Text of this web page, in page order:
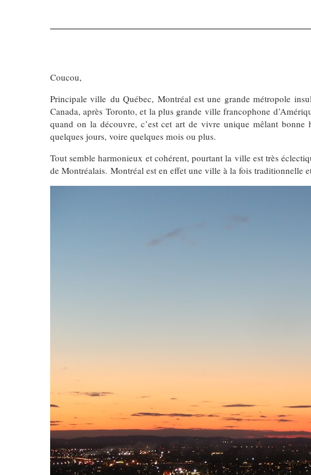
Coucou,
Principale ville du Québec, Montréal est une grande métropole
Canada, après Toronto, et la plus grande ville francophone
quand on la découvre, c’est cet art de vivre unique mêlant
quelques jours, voire quelques mois ou plus.
Tout semble harmonieux et cohérent, pourtant la ville est très
de Montréalais. Montréal est en effet une ville à la fois traditionnelle